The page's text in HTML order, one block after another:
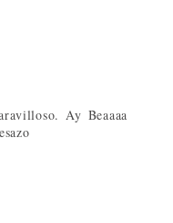
Ay Beaaaa